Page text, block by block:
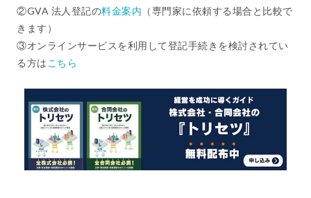
②GVA 法人登記の料金案内 （専門家に依頼する場合と比較で
きます）
③オンラインサービスを利用して登記手続きを検討されてい
る方は こちら